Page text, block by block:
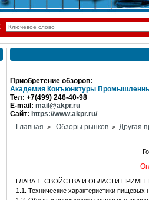
Приобретение обзоров:
Академия Конъюнктуры
Тел: +7(499) 246-40-98
E-mail: mail@akpr.ru
Сайт: https://www.akpr.ru/
Главная > Обзоры рынков > Другая
ГЛАВА 1. СВОЙСТВА И ОБЛАСТИ
1.1. Технические характеристики пищевых